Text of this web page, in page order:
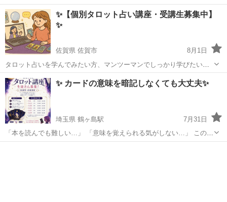
界があるかも…🤔」 そんなあなたへ✨ 🌟オンライン個別講座、スター
トします！🌟 マンツーマンで、あなたのペースに合わせて タロットの
基本からリーデ...
長野 長野市 タロット タロット占い
✨【個別タロット占い講座・受講生募集中】
✨
佐賀県 佐賀市
8月1日
タロット占いを学んでみたい方、マンツーマンでしっかり学びたい方
へ✨ あなたのペースでじっくり学べるオンライン個別講座を開講して
います💻🌈 🔸初心者の方も大歓迎！ 🔸カードの意味や読み方を基礎か
ら丁寧にお伝えします🃏...
佐賀 佐賀市 タロット タロット占い
✨ カードの意味を暗記しなくても大丈夫✨
埼玉県 鶴ヶ島駅
7月31日
「本を読んでも難しい…」 「意味を覚えられる気がしない…」 この講
座は そんな方にこそ受けてほしい 1DAYタロット講座です🔮